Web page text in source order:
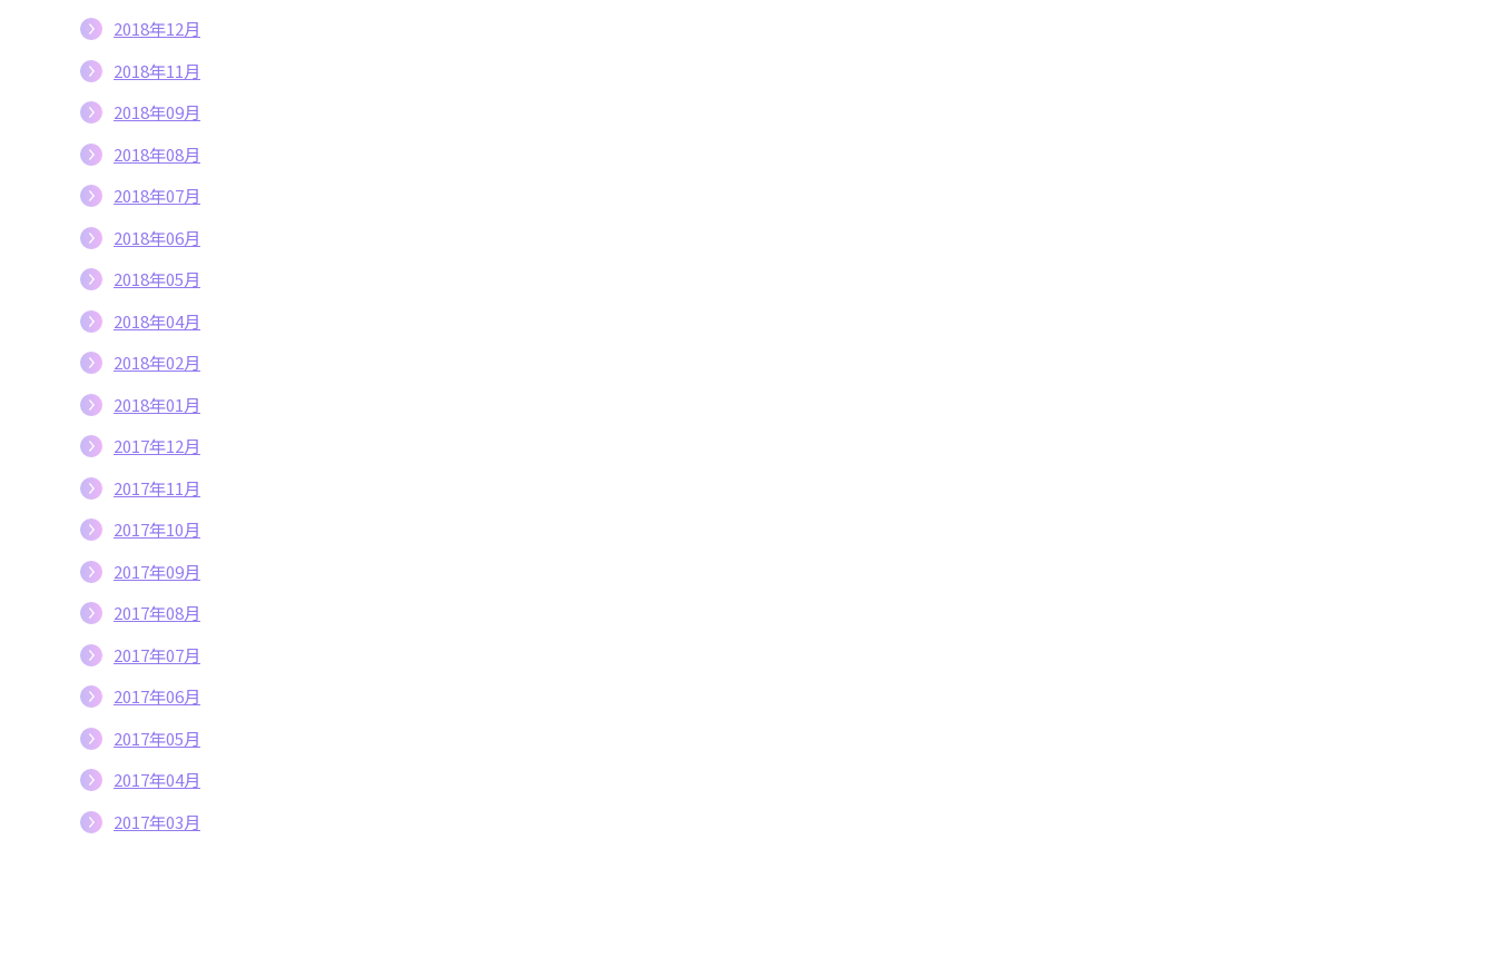
2018年12月
2018年11月
2018年09月
2018年08月
2018年07月
2018年06月
2018年05月
2018年04月
2018年02月
2018年01月
2017年12月
2017年11月
2017年10月
2017年09月
2017年08月
2017年07月
2017年06月
2017年05月
2017年04月
2017年03月